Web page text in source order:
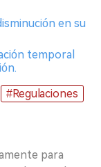
en su
temporal
#Regulaciones
para